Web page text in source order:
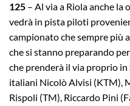
125 – Al via a Riola anche
vedrà in pista piloti
campionato che sempre più
che si stanno preparando
che prenderà il via proprio in
italiani Nicolò Alvisi (KTM),
Rispoli (TM), Riccardo Pini